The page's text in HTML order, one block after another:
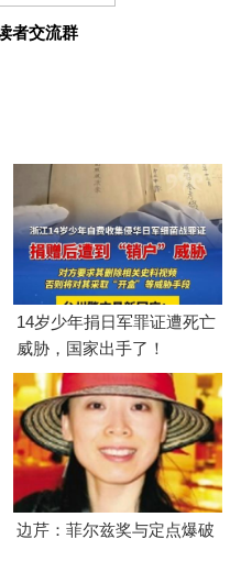
者交流群
14岁少年捐日军罪证遭死亡
威胁，国家出手了！
边芹：菲尔兹奖与定点爆破